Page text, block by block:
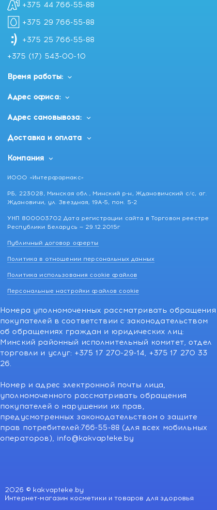
Купить в 1
+375 44 766-55-88
+375 29 766-55-88
+375 25 766-55-88
+375 (17) 543-00-10
Время работы:
Адрес офиса:
Адрес самовывоза:
Доставка и оплата
Компания
ИООО «Интерфармакс»
РБ, 223028, Минская обл., Минский р-н, Ждановичский с/с, аг.
Ждановичи, ул. Звездная, 19А-5, пом. 5-2
УНП 800003702 Дата регистрации сайта в Торговом реестре
Республики Беларусь — 29.12.2015г
Публичный договор оферты
Политика в отношении персональных данных
Политика использования cookie файлов
Персональные настройки файлов cookie
Номера уполномоченных рассматривать обращения
покупателей в соответствии с законодательством
об обращениях граждан и юридических лиц:
Минский районный исполнительный комитет, отдел
торговли и услуг: +375 17 270-29-14, +375 17 270 33
26.
Номер и адрес электронной почты лица,
уполномоченного рассматривать обращения
покупателей о нарушении их прав,
предусмотренных законодательством о защите
прав потребителей:766-55-88 (для всех мобильных
операторов), info@kakvapteke.by
2026 © kakvapteke.by
Интернет-магазин косметики и товаров для здоровья